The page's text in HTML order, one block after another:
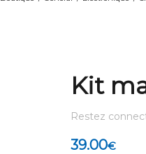
Kit
Restez
39.00€